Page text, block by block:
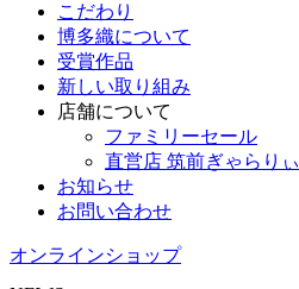
こだわり
博多織について
受賞作品
新しい取り組み
店舗について
ファミリーセール
直営店 筑前ぎゃらりぃ
お知らせ
お問い合わせ
オンラインショップ